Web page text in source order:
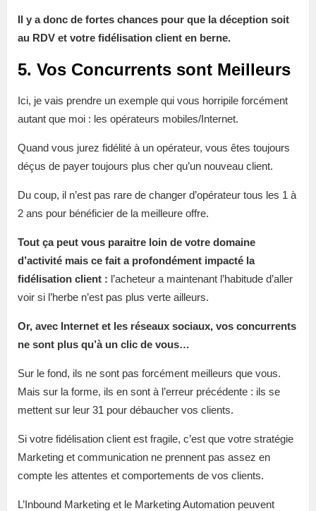
Il y a donc de fortes chances pour que la déception soit
au RDV et votre fidélisation client en berne.
5. Vos Concurrents sont Meilleurs
Ici, je vais prendre un exemple qui vous horripile forcément
autant que moi : les opérateurs mobiles/Internet.
Quand vous jurez fidélité à un opérateur, vous êtes toujours
déçus de payer toujours plus cher qu’un nouveau client.
Du coup, il n’est pas rare de changer d’opérateur tous les 1 à
2 ans pour bénéficier de la meilleure offre.
Tout ça peut vous paraitre loin de votre domaine
d’activité mais ce fait a profondément impacté la
fidélisation client : l’acheteur a maintenant l’habitude d’aller
voir si l’herbe n’est pas plus verte ailleurs.
Or, avec Internet et les réseaux sociaux, vos concurrents
ne sont plus qu’à un clic de vous…
Sur le fond, ils ne sont pas forcément meilleurs que vous.
Mais sur la forme, ils en sont à l’erreur précédente : ils se
mettent sur leur 31 pour débaucher vos clients.
Si votre fidélisation client est fragile, c’est que votre stratégie
Marketing et communication ne prennent pas assez en
compte les attentes et comportements de vos clients.
L’Inbound Marketing et le Marketing Automation peuvent